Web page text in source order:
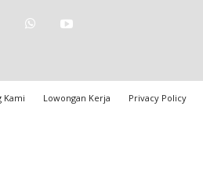
Kami Lowongan Kerja Privacy Policy